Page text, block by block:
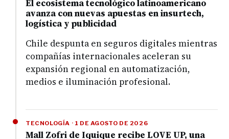
El ecosistema tecnológico latinoamericano
avanza con nuevas apuestas en insurtech,
logística y publicidad
Chile despunta en seguros digitales mientras
compañías internacionales aceleran su
expansión regional en automatización,
medios e iluminación profesional.
TECNOLOGÍA · 1 DE AGOSTO DE 2026
Mall Zofri de Iquique recibe LOVE UP, una